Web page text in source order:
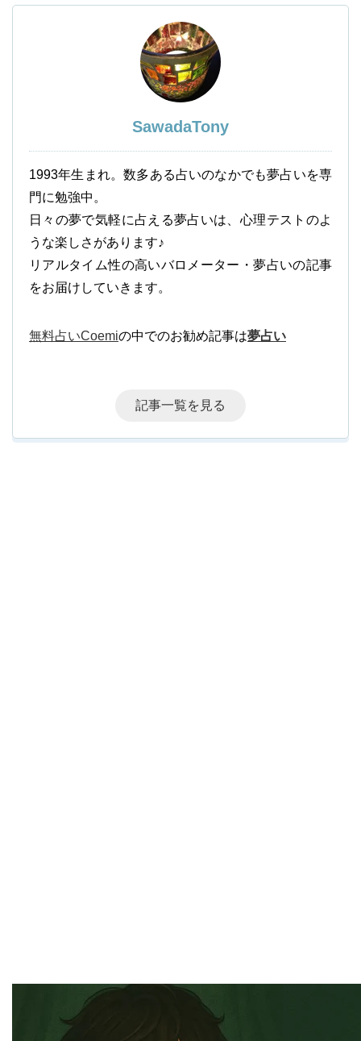
SawadaTony
1993年生まれ。数多ある占いのなかでも夢占いを専
門に勉強中。
日々の夢で気軽に占える夢占いは、心理テストのよ
うな楽しさがあります♪
リアルタイム性の高いバロメーター・夢占いの記事
をお届けしていきます。
無料占いCoemiの中でのお勧め記事は夢占い
記事一覧を見る